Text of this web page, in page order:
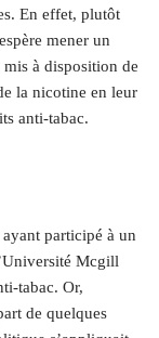
En effet, plutôt
mener un
à disposition de
la nicotine en leur
anti-tabac.
participé à un
Mcgill
tabac. Or,
de quelques